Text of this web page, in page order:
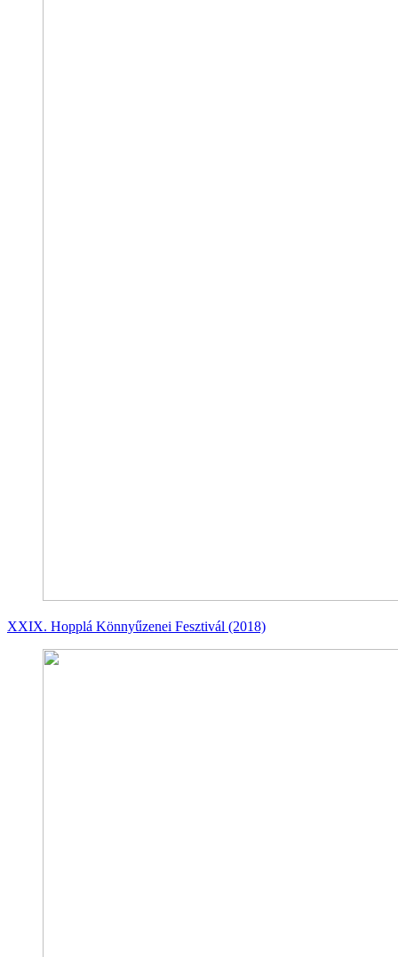
XXIX. Hopplá Könnyűzenei Fesztivál (2018)